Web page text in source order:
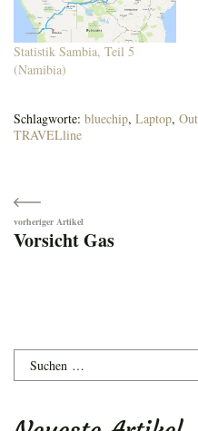
Statistik Sambia, Teil 5
(Namibia)
Schlagworte: bluechip, Laptop,
TRAVELline
Vorsicht Gas
Suchen
nach: